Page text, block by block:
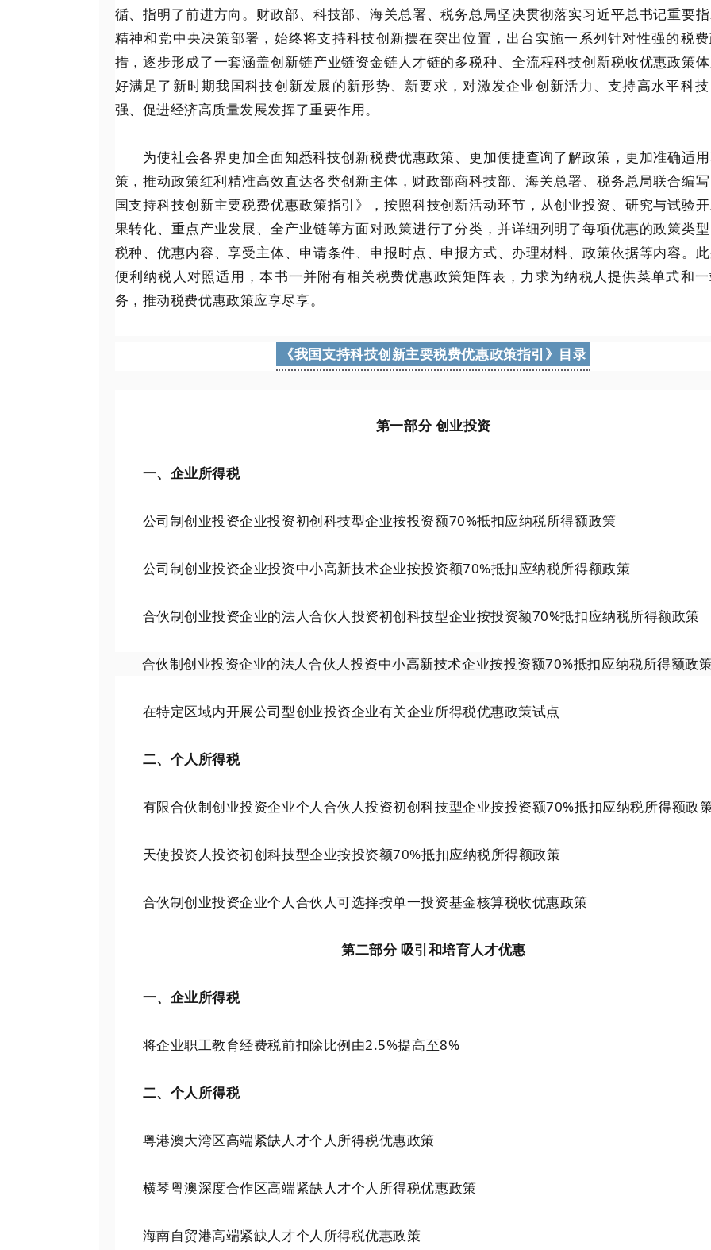
循、指明了前进方向。财政部、科技部、海关总署、税务总局坚决贯彻落实习近平总书记重要
精神和党中央决策部署，始终将支持科技创新摆在突出位置，出台实施一系列针对性强的税
措，逐步形成了一套涵盖创新链产业链资金链人才链的多税种、全流程科技创新税收优惠政策
好满足了新时期我国科技创新发展的新形势、新要求，对激发企业创新活力、支持高水平科
强、促进经济高质量发展发挥了重要作用。
为使社会各界更加全面知悉科技创新税费优惠政策、更加便捷查询了解政策，更加准确适
策，推动政策红利精准高效直达各类创新主体，财政部商科技部、海关总署、税务总局联合编
国支持科技创新主要税费优惠政策指引》，按照科技创新活动环节，从创业投资、研究与试验
果转化、重点产业发展、全产业链等方面对政策进行了分类，并详细列明了每项优惠的政策类
税种、优惠内容、享受主体、申请条件、申报时点、申报方式、办理材料、政策依据等内容。
便利纳税人对照适用，本书一并附有相关税费优惠政策矩阵表，力求为纳税人提供菜单式和
务，推动税费优惠政策应享尽享。
《我国支持科技创新主要税费优惠政策指引》 目录
第一部分 创业投资
一、企业所得税
公司制创业投资企业投资初创科技型企业按投资额70%抵扣应纳税所得额政策
公司制创业投资企业投资中小高新技术企业按投资额70%抵扣应纳税所得额政策
合伙制创业投资企业的法人合伙人投资初创科技型企业按投资额70%抵扣应纳税所得额政策
合伙制创业投资企业的法人合伙人投资中小高新技术企业按投资额70%抵扣应纳税所得额政
在特定区域内开展公司型创业投资企业有关企业所得税优惠政策试点
二、个人所得税
有限合伙制创业投资企业个人合伙人投资初创科技型企业按投资额70%抵扣应纳税所得额政
天使投资人投资初创科技型企业按投资额70%抵扣应纳税所得额政策
合伙制创业投资企业个人合伙人可选择按单一投资基金核算税收优惠政策
第二部分 吸引和培育人才优惠
一、企业所得税
将企业职工教育经费税前扣除比例由2.5%提高至8%
二、个人所得税
粤港澳大湾区高端紧缺人才个人所得税优惠政策
横琴粤澳深度合作区高端紧缺人才个人所得税优惠政策
海南自贸港高端紧缺人才个人所得税优惠政策